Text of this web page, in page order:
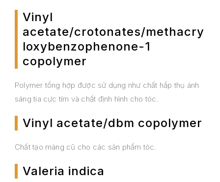
Vinyl
acetate/crotonates/methacry
loxybenzophenone-1
copolymer
Polymer tổng hợp được sử dụng như chất hấp thụ ánh
sáng tia cực tím và chất định hình cho tóc.
Vinyl acetate/dbm copolymer
Chất tạo màng cũ cho các sản phẩm tóc.
Valeria indica